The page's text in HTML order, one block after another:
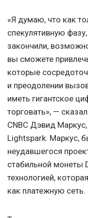
«Я думаю, что как
спекулятивную
закончили,
вы сможете
которые
и преодолении
иметь гигантское
торговать», —
CNBC Дэвид
Lightspark. Маркус,
неудавшегося
стабильной монеты
технологией,
как платежную сеть.